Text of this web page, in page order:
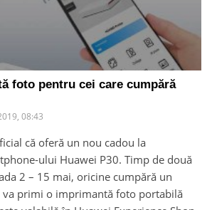
foto pentru cei care cumpără
08:43
că oferă un nou cadou la
ului Huawei P30. Timp de două
2 – 15 mai, oricine cumpără un
va primi o imprimantă foto portabilă